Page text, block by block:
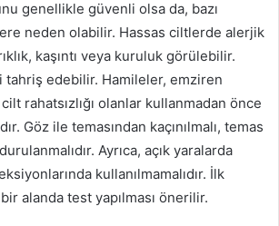
genellikle güvenli olsa da, bazı
neden olabilir. Hassas ciltlerde alerjik
kaşıntı veya kuruluk görülebilir.
tahriş edebilir. Hamileler, emziren
rahatsızlığı olanlar kullanmadan önce
Göz ile temasından kaçınılmalı, temas
Ayrıca, açık yaralarda
kullanılmamalıdır. İlk
alanda test yapılması önerilir.